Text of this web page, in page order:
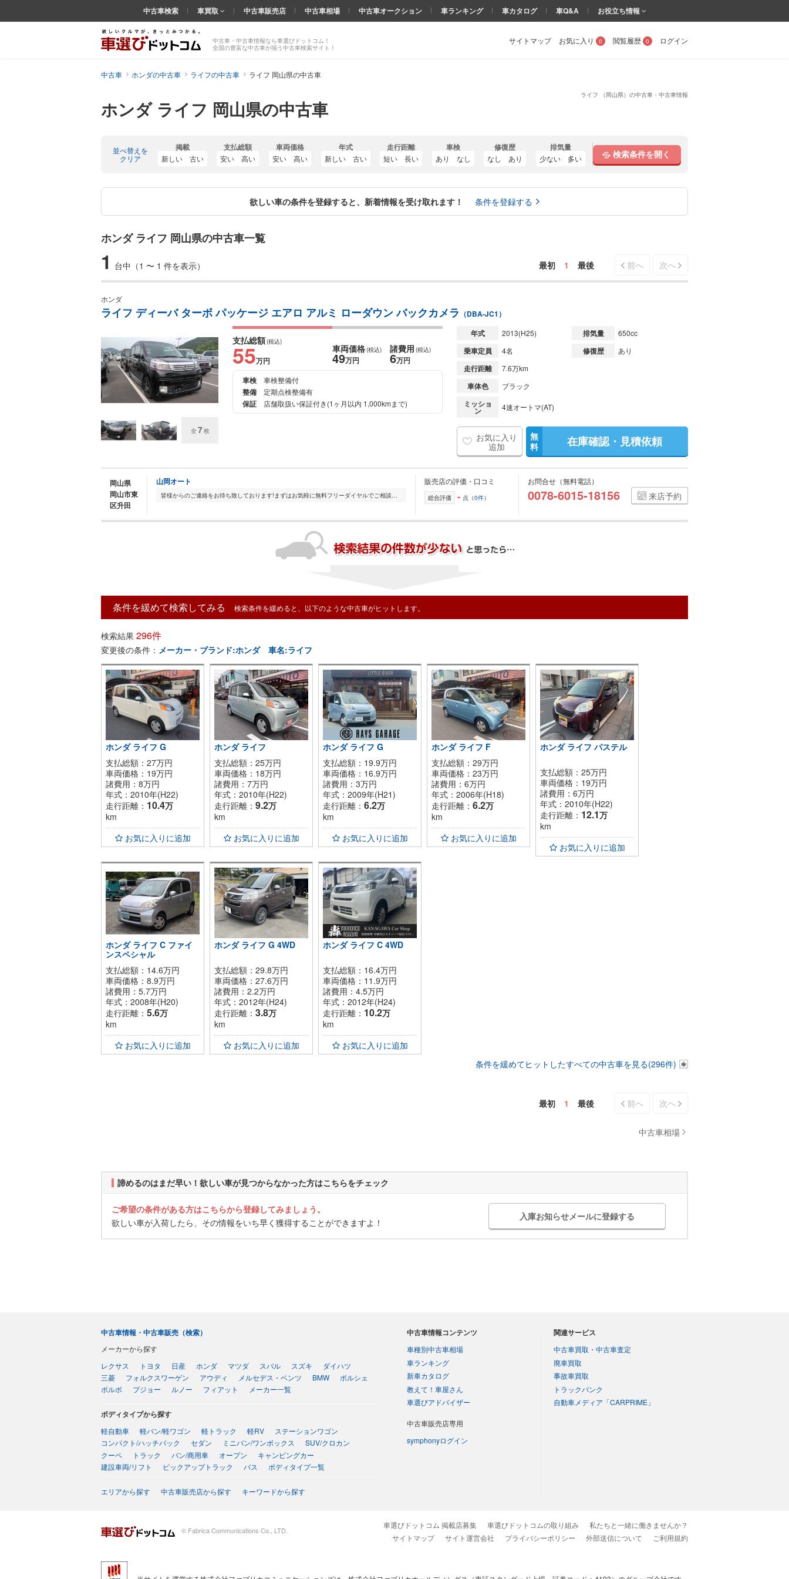
ライフ （岡山県）の中古車・中古車情報
ホンダ ライフ 岡山県の中古車
中古車・中古車情報なら車選びドットコム！
全国の豊富な中古車が揃う中古車検索サイト！
サイトマップ お気に入り 0 閲覧履歴 0 ログイン
中古車検索 車買取 中古車販売店 中古車相場 中古車オークション 車ランキング 車カタログ 車Q&A お役立ち情報
中古車 ホンダの中古車 ライフの中古車 ライフ 岡山県の中古車
並べ替えを
クリア
掲載
新しい 古い
支払総額
安い 高い
車両価格
安い 高い
年式
新しい 古い
走行距離
短い 長い
車検
あり なし
修復歴
なし あり
排気量
少ない 多い 検索条件を開く
欲しい車の条件を登録すると、新着情報を受け取れます！ 条件を登録する
ホンダ ライフ 岡山県の中古車一覧
1 台中（1 〜 1 件を表示） 最初 1 最後 前へ 次へ
ホンダ
ライフ ディーバ ターボ パッケージ エアロ アルミ ローダウン バックカメラ （DBA-JC1）
全 7枚
支払総額(税込)
55万円
車両価格(税込)
49万円
諸費用 (税込)
6万円
車検
車検整備付
整備 定期点検整備有
保証 店舗取扱い保証付き(1ヶ月以内 1,000kmまで)
年式 2013(H25) 排気量 650cc
乗車定員 4名 修復歴 あり
走行距離 7.6万km
車体色 ブラック
ミッショ
ン 4速オートマ(AT)
お気に入り
追加
無
料
在庫確認・見積依頼
岡山県
岡山市東
区升田
山岡オート
皆様からのご連絡をお待ち致しております!まずはお気軽に無料フリーダイヤルでご相談ください♪ お気軽に無料フリーダイヤルでお問い合わせを♪ ◆バイク&クルマ高価...
販売店の評価・口コミ
総合評価 - 点（0件）
お問合せ（無料電話）
0078-6015-18156 来店予約
条件を緩めて検索してみる 検索条件を緩めると、以下のような中古車がヒットします。
検索結果 296件
変更後の条件： メーカー・ブランド:ホンダ 車名:ライフ
ホンダ ライフ G
支払総額：27万円
車両価格： 19万円
諸費用： 8万円
年式：2010年(H22)
走行距離： 10.4万
km
お気に入りに追加
ホンダ ライフ
支払総額：25万円
車両価格： 18万円
諸費用： 7万円
年式：2010年(H22)
走行距離： 9.2万
km
お気に入りに追加
ホンダ ライフ G
支払総額：19.9万円
車両価格： 16.9万円
諸費用： 3万円
年式：2009年(H21)
走行距離： 6.2万
km
お気に入りに追加
ホンダ ライフ F
支払総額：29万円
車両価格： 23万円
諸費用： 6万円
年式：2006年(H18)
走行距離： 6.2万
km
お気に入りに追加
ホンダ ライフ パステル
支払総額：25万円
車両価格： 19万円
諸費用： 6万円
年式：2010年(H22)
走行距離： 12.1万
km
お気に入りに追加
ホンダ ライフ C ファイ
ンスペシャル
支払総額：14.6万円
車両価格： 8.9万円
諸費用： 5.7万円
年式：2008年(H20)
走行距離： 5.6万
km
お気に入りに追加
ホンダ ライフ G 4WD
支払総額：29.8万円
車両価格： 27.6万円
諸費用： 2.2万円
年式：2012年(H24)
走行距離： 3.8万
km
お気に入りに追加
ホンダ ライフ C 4WD
支払総額：16.4万円
車両価格： 11.9万円
諸費用： 4.5万円
年式：2012年(H24)
走行距離： 10.2万
km
お気に入りに追加
条件を緩めてヒットしたすべての中古車を見る(296件)
最初 1 最後 前へ 次へ
中古車相場
諦めるのはまだ早い！欲しい車が見つからなかった方はこちらをチェック
ご希望の条件がある方はこちらから登録してみましょう。
欲しい車が入荷したら、その情報をいち早く獲得することができますよ！
入庫お知らせメールに登録する
中古車情報・中古車販売（検索）
メーカーから探す
レクサス
トヨタ 日産 ホンダ マツダ スバル スズキ
ダイハツ
三菱
フォルクスワーゲン アウディ メルセデス・ベンツ BMW
ポルシェ
ボルボ
プジョー ルノー フィアット メーカー一覧
ボディタイプから探す
軽自動車 軽バン/軽ワゴン 軽トラック 軽RV
ステーションワゴン
コンパクト/ハッチバック
セダン ミニバン/ワンボックス
SUV/クロカン
クーペ
トラック バン/商用車 オープン
キャンピングカー
建設車両/リフト
ピックアップトラック バス ボディタイプ一覧
エリアから探す 中古車販売店から探す キーワードから探す
中古車情報コンテンツ
車種別中古車相場
車ランキング
新車カタログ
教えて！車屋さん
車選びアドバイザー
中古車販売店専用
symphonyログイン
関連サービス
中古車買取・中古車査定
廃車買取
事故車買取
トラックバンク
自動車メディア「CARPRIME」
車選びドットコム 掲載店募集 車選びドットコムの取り組み
私たちと一緒に働きませんか？
サイトマップ
サイト運営会社 プライバシーポリシー 外部送信について ご利用規約
© Fabrica Communications Co., LTD.